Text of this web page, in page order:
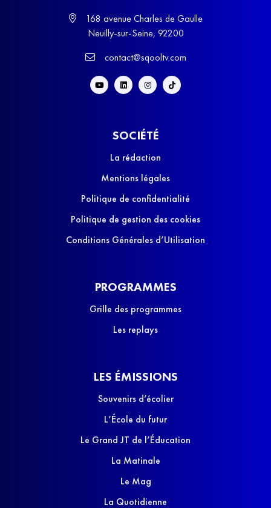
168 avenue Charles de Gaulle
Neuilly-sur-Seine, 92200
contact@sqooltv.com
SOCIÉTÉ
La rédaction
Mentions légales
Politique de confidentialité
Politique de gestion des cookies
Conditions Générales d’Utilisation
PROGRAMMES
Grille des programmes
Les replays
LES ÉMISSIONS
Souvenirs d’écolier
L’École du futur
Le Grand JT de l’Éducation
La Matinale
Le Mag
La Quotidienne